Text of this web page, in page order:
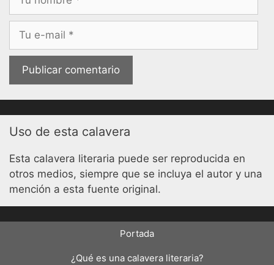
Correo
Uso de esta calavera
Esta calavera literaria puede ser reproducida en
otros medios, siempre que se incluya el autor y una
mención a esta fuente original.
Portada
¿Qué es una calavera literaria?